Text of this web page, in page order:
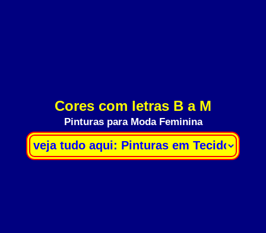
Cores com letras B a M
Pinturas para Moda Feminina